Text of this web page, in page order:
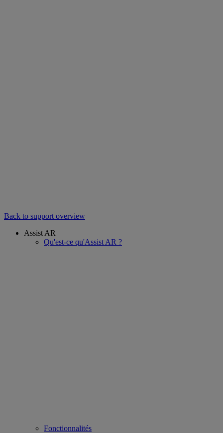
Back to support overview
Assist AR
Qu'est-ce qu'Assist AR ?
Fonctionnalités